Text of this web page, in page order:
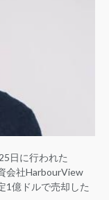
日に行われた
会社HarbourView
1億ドルで売却した